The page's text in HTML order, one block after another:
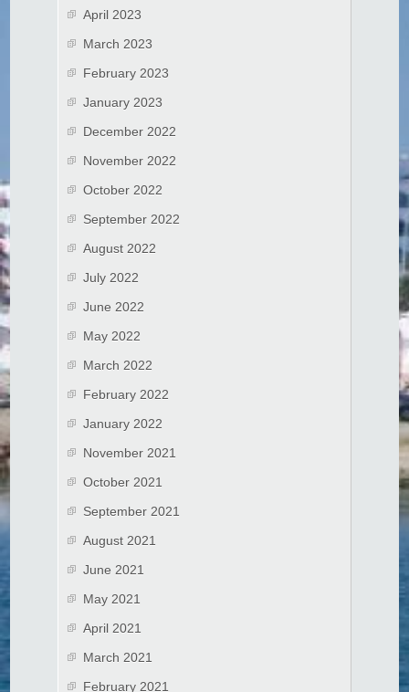
April 2023
March 2023
February 2023
January 2023
December 2022
November 2022
October 2022
September 2022
August 2022
July 2022
June 2022
May 2022
March 2022
February 2022
January 2022
November 2021
October 2021
September 2021
August 2021
June 2021
May 2021
April 2021
March 2021
February 2021